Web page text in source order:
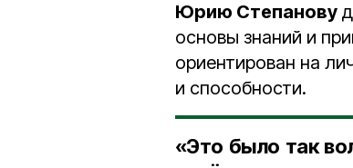
Юрию Степанову
основы знаний и
ориентирован на
и способности.
«Это было так